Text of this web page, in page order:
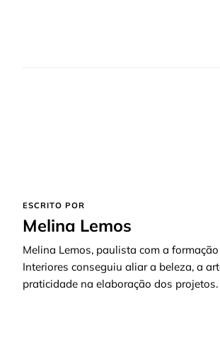
ESCRITO POR
Melina Lemos
Melina Lemos, paulista com a
Interiores conseguiu aliar a beleza, a
praticidade na elaboração dos projetos.